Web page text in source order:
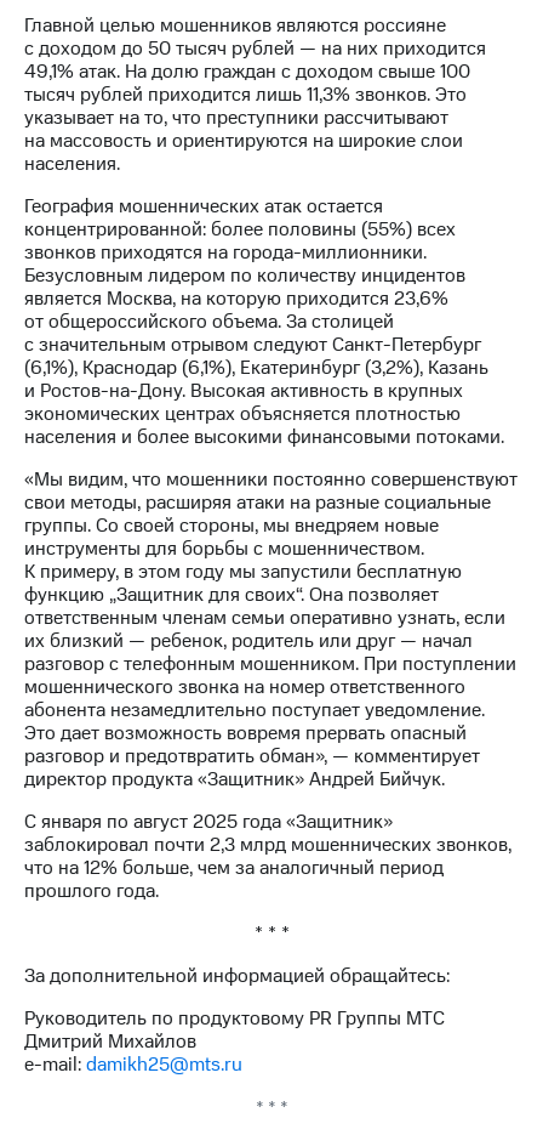
Информация
акционерам
Документы
ПАО
"МТС"
Собрания
акционеров
кабинет
акционера
Акционерный
капитал
Контроль
и
аудит
Рынок
акций
Описание
Программа
приобретения
Порядок
выкупа
акций
Дивиденды
Рынок
облигаций
Описание
Еврооблигации-2023
Уведомление
о
погашении
именных
облигаций
Другое
Регистратор
Реквизиты
деловая этика
Главной целью мошенников являются россияне
с доходом до 50 тысяч рублей — на них приходится
49,1% атак. На долю граждан с доходом свыше 100
тысяч рублей приходится лишь 11,3% звонков. Это
указывает на то, что преступники рассчитывают
на массовость и ориентируются на широкие слои
населения.
География мошеннических атак остается
концентрированной: более половины (55%) всех
звонков приходятся на города-миллионники.
Безусловным лидером по количеству инцидентов
является Москва, на которую приходится 23,6%
от общероссийского объема. За столицей
с значительным отрывом следуют Санкт-Петербург
(6,1%), Краснодар (6,1%), Екатеринбург (3,2%), Казань
и Ростов-на-Дону. Высокая активность в крупных
экономических центрах объясняется плотностью
населения и более высокими финансовыми потоками.
«Мы видим, что мошенники постоянно совершенствуют
свои методы, расширяя атаки на разные социальные
группы. Со своей стороны, мы внедряем новые
инструменты для борьбы с мошенничеством.
К примеру, в этом году мы запустили бесплатную
функцию „Защитник для своих“. Она позволяет
ответственным членам семьи оперативно узнать, если
их близкий — ребенок, родитель или друг — начал
разговор с телефонным мошенником. При поступлении
мошеннического звонка на номер ответственного
абонента незамедлительно поступает уведомление.
Это дает возможность вовремя прервать опасный
разговор и предотвратить обман», — комментирует
директор продукта «Защитник» Андрей Бийчук.
С января по август 2025 года «Защитник»
заблокировал почти 2,3 млрд мошеннических звонков,
что на 12% больше, чем за аналогичный период
прошлого года.
* * *
За дополнительной информацией обращайтесь:
Руководитель по продуктовому PR Группы МТС
Дмитрий Михайлов
e-mail:damikh25@mts.ru
* * *